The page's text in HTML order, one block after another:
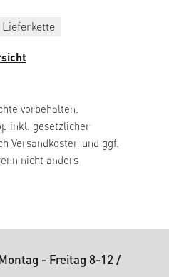
vorbehalten.
inkl. gesetzlicher
Versandkosten und ggf.
nicht anders
- Freitag 8-12 /